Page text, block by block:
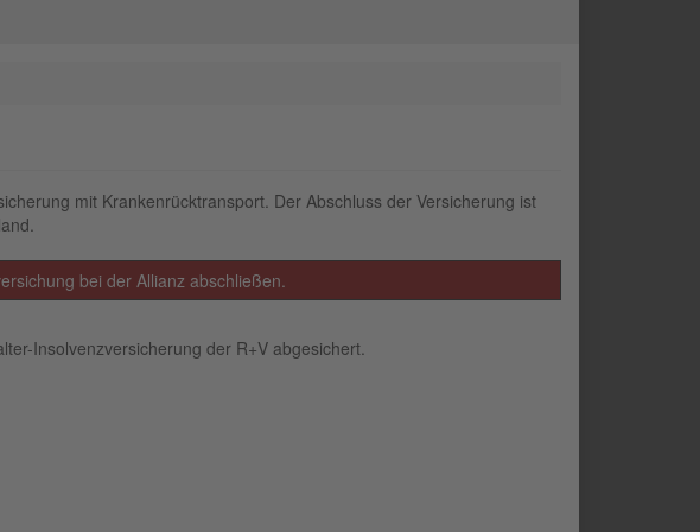
mit Krankenrücktransport. Der Abschluss der Versicherung ist
bei der Allianz abschließen.
Insolvenzversicherung der R+V abgesichert.